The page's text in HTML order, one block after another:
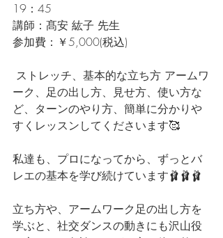
19：45
講師：髙安 紘子 先生
参加費：￥5,000(税込)
ーク、足の出し方、見せ方、使い方な
ど、ターンのやり方、簡単に分かりや
すくレッスンしてくださいます🥰
私達も、プロになってから、ずっとバ
レエの基本を学び続けています🩰🩰🩰
立ち方や、アームワーク足の出し方を
学ぶと、社交ダンスの動きにも沢山役